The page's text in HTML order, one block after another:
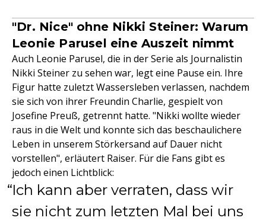
"Dr. Nice" ohne Nikki Steiner: Warum
Leonie Parusel eine Auszeit nimmt
Auch Leonie Parusel, die in der Serie als Journalistin
Nikki Steiner zu sehen war, legt eine Pause ein. Ihre
Figur hatte zuletzt Wassersleben verlassen, nachdem
sie sich von ihrer Freundin Charlie, gespielt von
Josefine Preuß, getrennt hatte. "Nikki wollte wieder
raus in die Welt und konnte sich das beschaulichere
Leben in unserem Störkersand auf Dauer nicht
vorstellen", erläutert Raiser. Für die Fans gibt es
jedoch einen Lichtblick:
Ich kann aber verraten, dass wir
sie nicht zum letzten Mal bei uns